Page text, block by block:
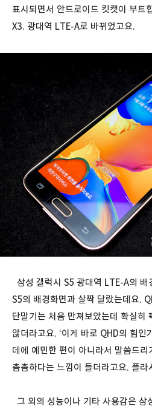
표시되면서 안드로이드 킷캣이 부트
X3. 광대역 LTE-A로 바뀌었고요.
삼성 갤럭시 S5 광대역 LTE-A의 배
S5의 배경화면과 살짝 달랐는데요.
단말기는 처음 만져보았는데 확실히
않더라고요. ‘이게 바로 QHD의 힘
데에 예민한 편이 아니라서 말씀드
촘촘하다는 느낌이 들더라고요. 플라
그 외의 성능이나 기타 사용감은 삼